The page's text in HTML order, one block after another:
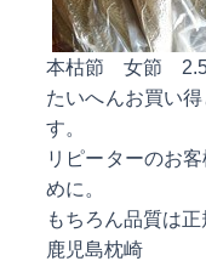
本枯節 女節
たいへんお買い
す。
リピーターのお
めに。
もちろん品質は
鹿児島枕崎